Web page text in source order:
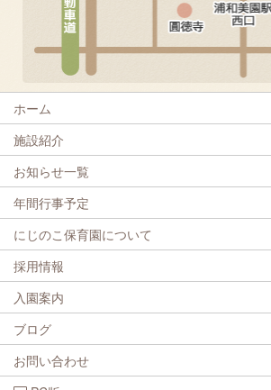
ホーム
施設紹介
お知らせ一覧
年間行事予定
にじのこ保育園について
採用情報
入園案内
ブログ
お問い合わせ